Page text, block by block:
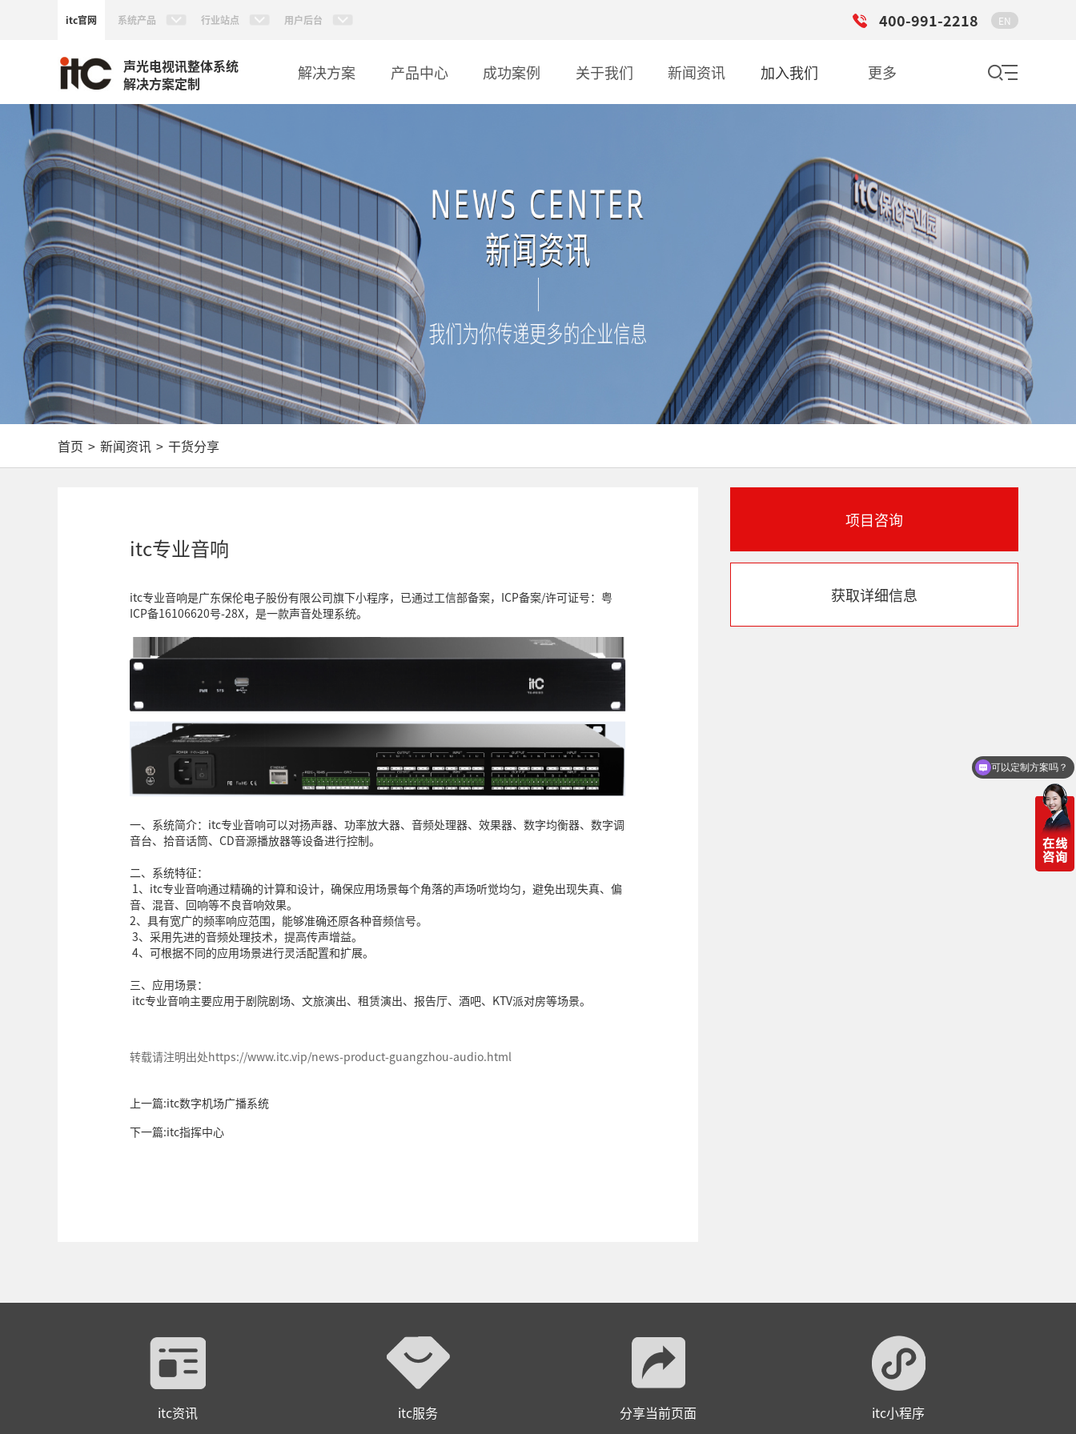
itc官网 系统产品 行业站点 用户后台 400-991-2218 EN
声光电视讯整体系统
解决方案定制
解决方案 产品中心 成功案例 关于我们 新闻资讯 加入我们 更多
首页 > 新闻资讯 > 干货分享
itc专业音响
itc专业音响是广东保伦电子股份有限公司旗下小程序，已通过工信部备案，ICP备案/许可证号：粤
ICP备16106620号-28X，是一款声音处理系统。
一、系统简介：itc专业音响可以对扬声器、功率放大器、音频处理器、效果器、数字均衡器、数字调
音台、拾音话筒、CD音源播放器等设备进行控制。
二、系统特征：
1、itc专业音响通过精确的计算和设计，确保应用场景每个角落的声场听觉均匀，避免出现失真、偏
音、混音、回响等不良音响效果。
2、具有宽广的频率响应范围，能够准确还原各种音频信号。
3、采用先进的音频处理技术，提高传声增益。
4、可根据不同的应用场景进行灵活配置和扩展。
三、应用场景：
itc专业音响主要应用于剧院剧场、文旅演出、租赁演出、报告厅、酒吧、KTV派对房等场景。
转载请注明出处https://www.itc.vip/news-product-guangzhou-audio.html
上一篇:itc数字机场广播系统
下一篇:itc指挥中心
项目咨询
获取详细信息
itc资讯 itc服务 分享当前页面 itc小程序
可以定制方案吗？